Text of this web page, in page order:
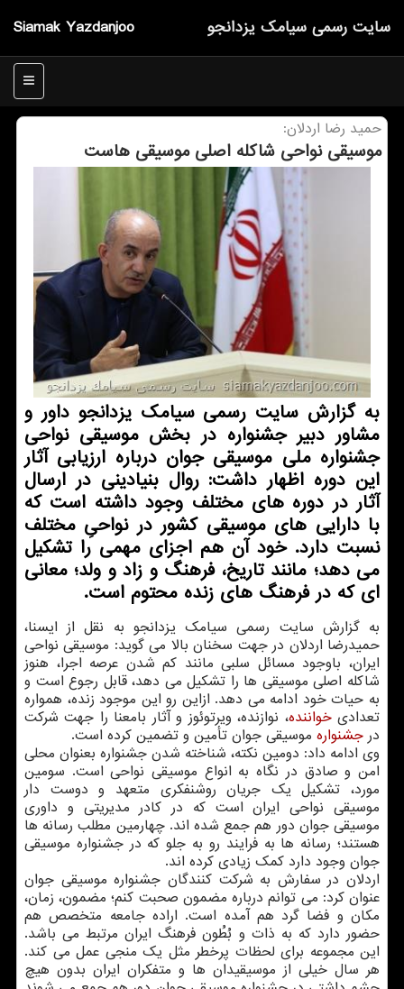
Siamak Yazdanjoo سایت رسمی سیامك یزدانجو
منو
حمید رضا اردلان:
موسیقی نواحی شاكله اصلی موسیقی هاست
به گزارش سایت رسمی سیامك یزدانجو داور و
مشاور دبیر جشنواره در بخش موسیقی نواحی
جشنواره ملی موسیقی جوان درباره ارزیابی آثار
این دوره اظهار داشت: روال بنیادینی در ارسال
آثار در دوره های مختلف وجود داشته است كه
با دارایی های موسیقی كشور در نواحیِ مختلف
نسبت دارد. خود آن هم اجزای مهمی را تشكیل
می دهد؛ مانند تاریخ، فرهنگ و زاد و ولد؛ معانی
ای كه در فرهنگ های زنده محتوم است.
به گزارش سایت رسمی سیامک یزدانجو به نقل از ایسنا،
حمیدرضا اردلان در جهت سخنان بالا می گوید: موسیقی نواحی
ایران، باوجود مسائل سلبی مانند کم شدن عرصه اجرا، هنوز
شاکله اصلی موسیقی ها را تشکیل می دهد، قابل رجوع است و
به حیات خود ادامه می دهد. ازاین رو این موجود زنده، همواره
تعدادیخواننده، نوازنده، ویرتوئوز و آثار بامعنا را جهت شرکت
در جشنواره موسیقی جوان تأمین و تضمین کرده است.
وی ادامه داد: دومین نکته، شناخته شدن جشنواره بعنوان محلی
امن و صادق در نگاه به انواع موسیقی نواحی است. سومین
مورد، تشکیل یک جریان روشنفکری متعهد و دوست دار
موسیقی نواحی ایران است که در کادر مدیریتی و داوری
موسیقی جوان دور هم جمع شده اند. چهارمین مطلب رسانه ها
هستند؛ رسانه ها به فرایند رو به جلو که در جشنواره موسیقی
جوان وجود دارد کمک زیادی کرده اند.
اردلان در سفارش به شرکت کنندگان جشنواره موسیقی جوان
عنوان کرد: می توانم درباره مضمون صحبت کنم؛ مضمون، زمان،
مکان و فضا گرد هم آمده است. اراده جامعه متخصص هم
حضور دارد که به ذات و بُطُون فرهنگ ایران مرتبط می باشد.
این مجموعه برای لحظات پرخطر مثل یک منجی عمل می کند.
هر سال خیلی از موسیقیدان ها و متفکران ایران بدون هیچ